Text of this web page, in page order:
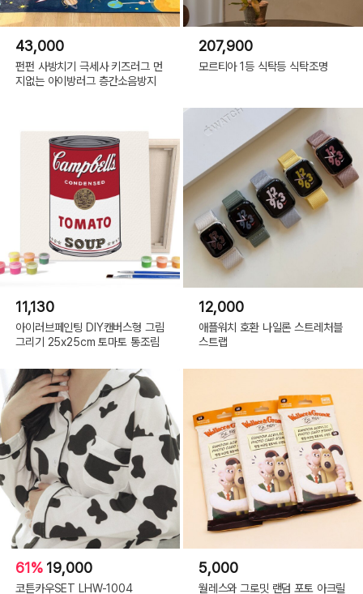
Yellow
Green
43,000
펀펀 사방치기 극세사 키즈러그 먼
지없는 아이방러그 층간소음방지
207,900
모르티아 1등 식탁등 식탁조명
11,130
아이러브페인팅 DIY캔버스형 그림
그리기 25x25cm 토마토 통조림
12,000
애플워치 호환 나일론 스트레처블
스트랩
61% 19,000
코튼카우SET LHW-1004
5,000
월레스와 그로밋 랜덤 포토 아크릴